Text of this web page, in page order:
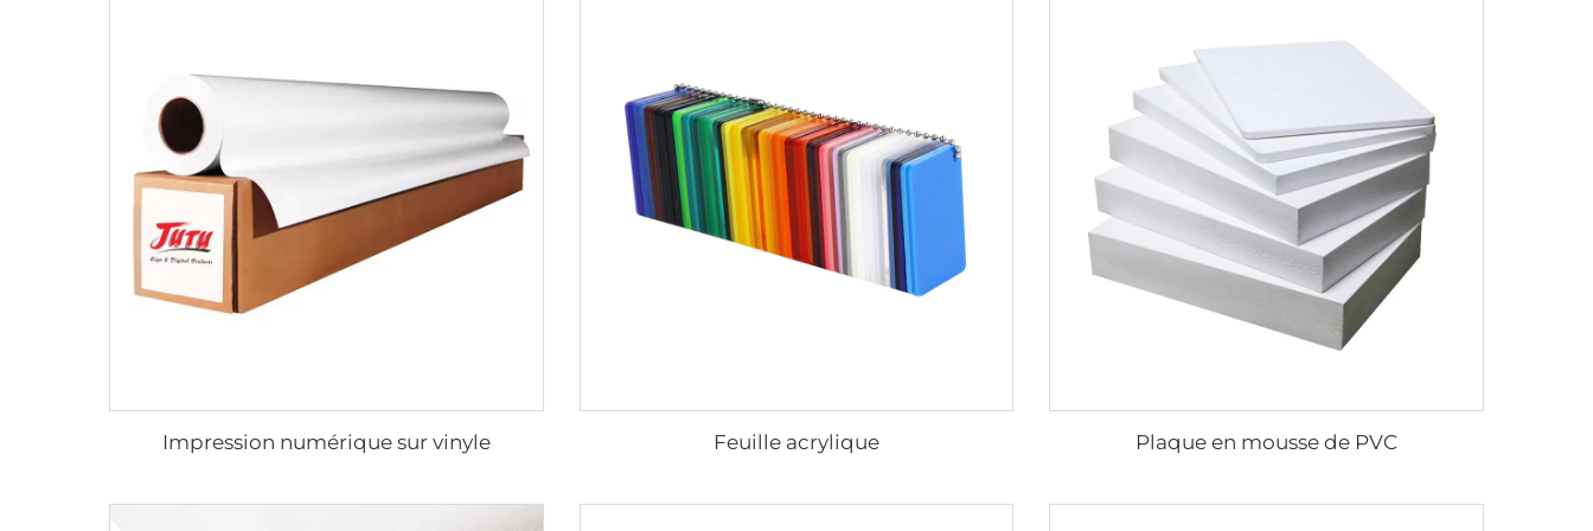
Impression numérique sur vinyle Feuille acrylique Plaque en mousse de PVC